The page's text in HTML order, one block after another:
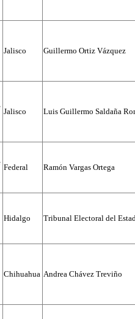
Jalisco Guillermo Ortiz Vázquez
Jalisco Luis Guillermo Saldaña
Federal Ramón Vargas Ortega
Hidalgo Tribunal Electoral del
Chihuahua Andrea Chávez Treviño